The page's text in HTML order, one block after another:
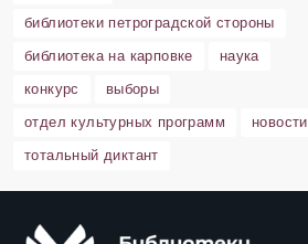
библиотеки петроградской стороны
библиотека на карповке
наука
конкурс
выборы
отдел культурных программ
новости
тотальный диктант